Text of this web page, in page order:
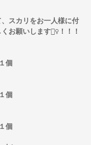
スカリをお一人様に付
お願いします🙇‍♀️！！！
個
個
個